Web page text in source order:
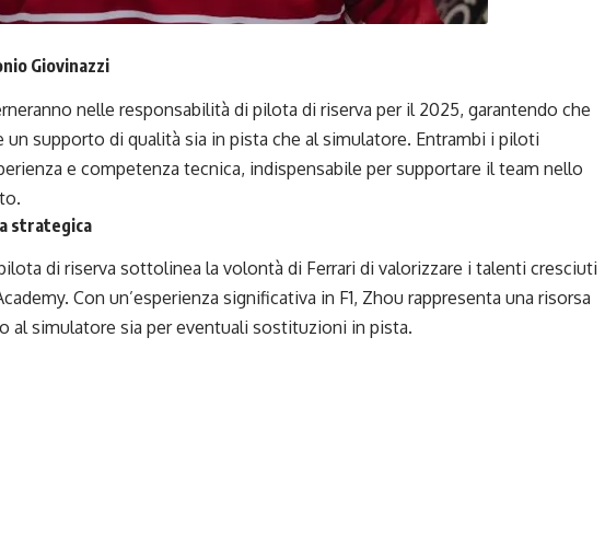
Giovinazzi
nelle responsabilità di pilota di riserva per il 2025, garantendo che
un supporto di qualità sia in pista che al simulatore. Entrambi i piloti
e competenza tecnica, indispensabile per supportare il team nello
strategica
di riserva sottolinea la volontà di Ferrari di valorizzare i talenti cresciuti
Con un’esperienza significativa in F1, Zhou rappresenta una risorsa
al simulatore sia per eventuali sostituzioni in pista.